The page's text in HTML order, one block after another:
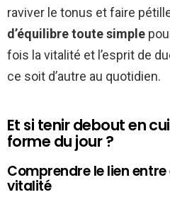
raviver le tonus et faire
d’équilibre toute simple
fois la vitalité et l’esprit de
ce soit d’autre au quotidien.
Et si tenir debout en
forme du jour ?
Comprendre le lien
vitalité